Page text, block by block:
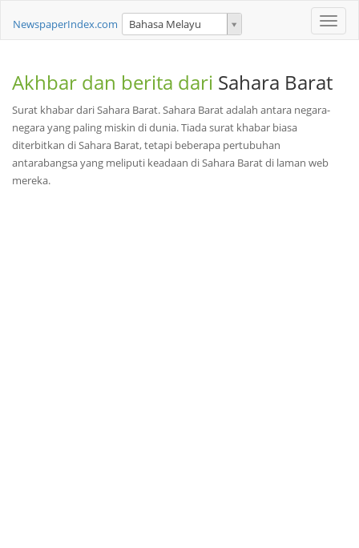
Toggle
NewspaperIndex.com Bahasa Melayu
Akhbar dan berita dari Sahara Barat
Surat khabar dari Sahara Barat. Sahara Barat adalah antara negara-
negara yang paling miskin di dunia. Tiada surat khabar biasa
diterbitkan di Sahara Barat, tetapi beberapa pertubuhan
antarabangsa yang meliputi keadaan di Sahara Barat di laman web
mereka.